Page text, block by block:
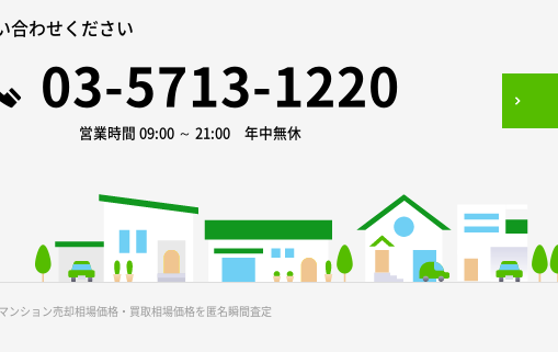
合わせください
03-5713-1220
営業時間 09:00 ～ 21:00 年中無休
ンション売却相場価格・買取相場価格を匿名瞬間査定